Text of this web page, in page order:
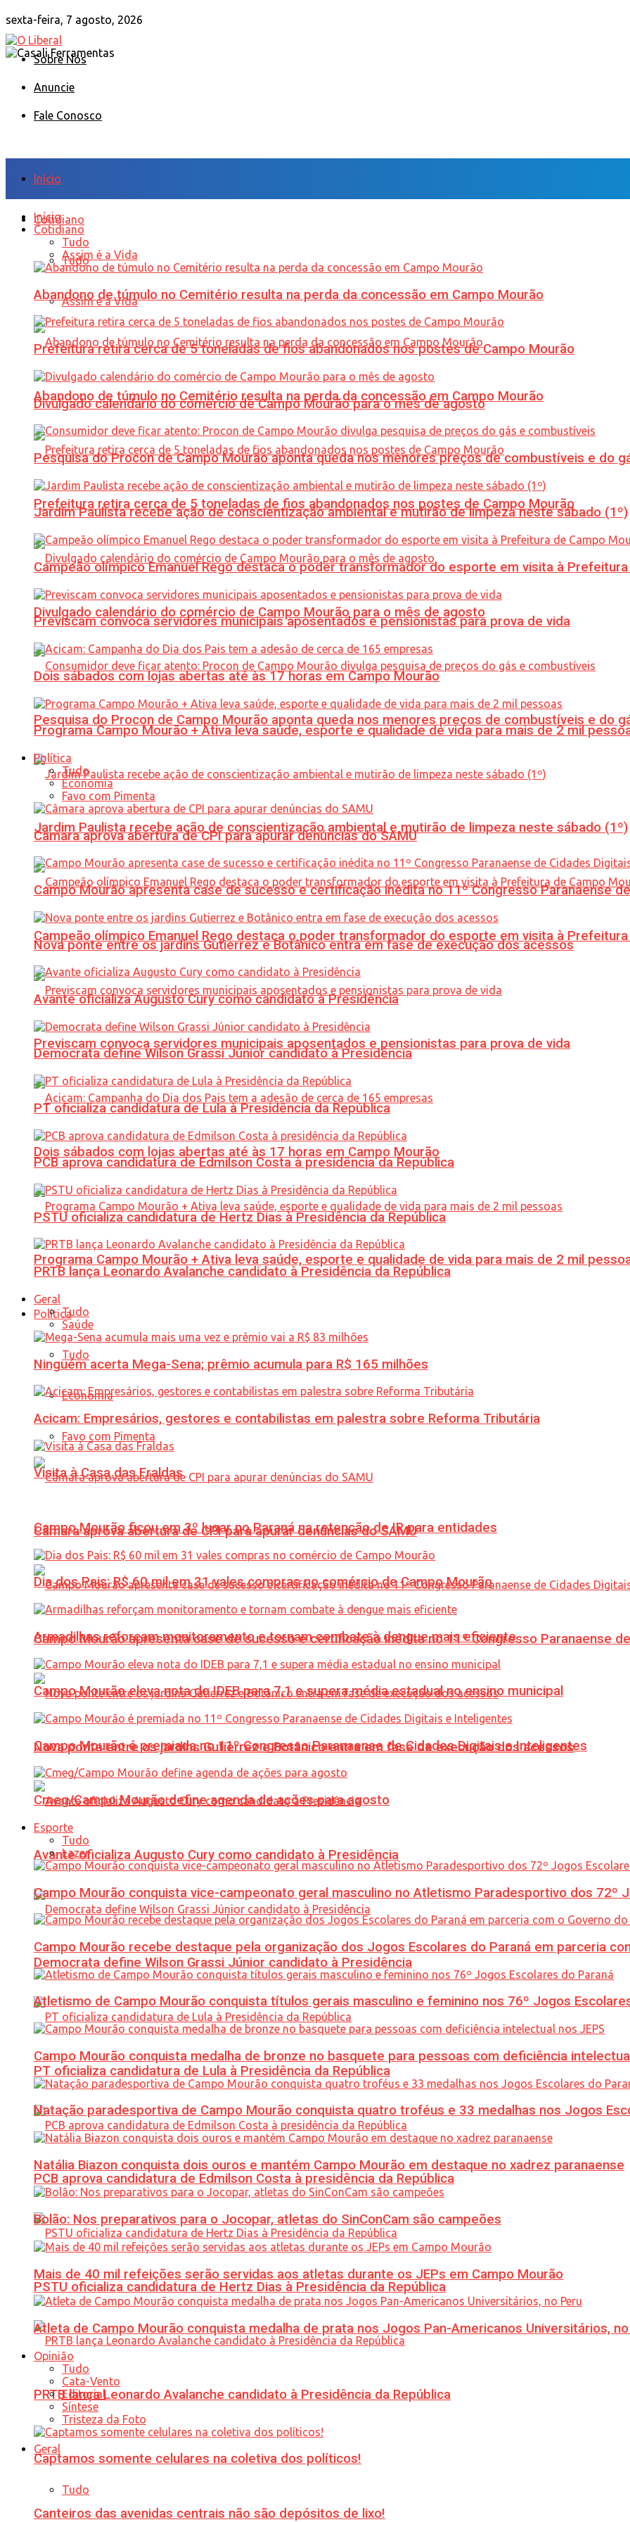
sexta-feira, 7 agosto, 2026
Sobre Nós
Anuncie
Fale Conosco
Início
Cotidiano
Tudo
Assim é a Vida
Abandono de túmulo no Cemitério resulta na perda da concessão em Campo Mourão
Prefeitura retira cerca de 5 toneladas de fios abandonados nos postes de Campo Mourão
Divulgado calendário do comércio de Campo Mourão para o mês de agosto
Pesquisa do Procon de Campo Mourão aponta queda nos menores preços de combustíveis e do
Jardim Paulista recebe ação de conscientização ambiental e mutirão de limpeza neste sábado (1º)
Campeão olímpico Emanuel Rego destaca o poder transformador do esporte em visita à
Previscam convoca servidores municipais aposentados e pensionistas para prova de vida
Dois sábados com lojas abertas até às 17 horas em Campo Mourão
Programa Campo Mourão + Ativa leva saúde, esporte e qualidade de vida para mais de 2 mil
Política
Tudo
Economia
Favo com Pimenta
Câmara aprova abertura de CPI para apurar denúncias do SAMU
Campo Mourão apresenta case de sucesso e certificação inédita no 11º Congresso Paranaense
Nova ponte entre os jardins Gutierrez e Botânico entra em fase de execução dos acessos
Avante oficializa Augusto Cury como candidato à Presidência
Democrata define Wilson Grassi Júnior candidato à Presidência
PT oficializa candidatura de Lula à Presidência da República
PCB aprova candidatura de Edmilson Costa à presidência da República
PSTU oficializa candidatura de Hertz Dias à Presidência da República
PRTB lança Leonardo Avalanche candidato à Presidência da República
Geral
Tudo
Início
Cotidiano
Tudo
Assim é a Vida
Abandono de túmulo no Cemitério resulta na perda da concessão em Campo Mourão
Prefeitura retira cerca de 5 toneladas de fios abandonados nos postes de Campo Mourão
Divulgado calendário do comércio de Campo Mourão para o mês de agosto
Pesquisa do Procon de Campo Mourão aponta queda nos menores preços de combustíveis e do
Jardim Paulista recebe ação de conscientização ambiental e mutirão de limpeza neste sábado (1º)
Campeão olímpico Emanuel Rego destaca o poder transformador do esporte em visita à
Previscam convoca servidores municipais aposentados e pensionistas para prova de vida
Dois sábados com lojas abertas até às 17 horas em Campo Mourão
Programa Campo Mourão + Ativa leva saúde, esporte e qualidade de vida para mais de 2 mil
Política
Tudo
Economia
Favo com Pimenta
Câmara aprova abertura de CPI para apurar denúncias do SAMU
Campo Mourão apresenta case de sucesso e certificação inédita no 11º Congresso Paranaense
Nova ponte entre os jardins Gutierrez e Botânico entra em fase de execução dos acessos
Avante oficializa Augusto Cury como candidato à Presidência
Democrata define Wilson Grassi Júnior candidato à Presidência
PT oficializa candidatura de Lula à Presidência da República
PCB aprova candidatura de Edmilson Costa à presidência da República
PSTU oficializa candidatura de Hertz Dias à Presidência da República
PRTB lança Leonardo Avalanche candidato à Presidência da República
Geral
Tudo
Saúde
Ninguém acerta Mega-Sena; prêmio acumula para R$ 165 milhões
Acicam: Empresários, gestores e contabilistas em palestra sobre Reforma Tributária
Visita à Casa das Fraldas
Campo Mourão ficou em 3º lugar no Paraná na retenção de IR para entidades
Dia dos Pais: R$ 60 mil em 31 vales compras no comércio de Campo Mourão
Armadilhas reforçam monitoramento e tornam combate à dengue mais eficiente
Campo Mourão eleva nota do IDEB para 7,1 e supera média estadual no ensino municipal
Campo Mourão é premiada no 11º Congresso Paranaense de Cidades Digitais e Inteligentes
Cmeg/Campo Mourão define agenda de ações para agosto
Esporte
Tudo
Lazer
Campo Mourão conquista vice-campeonato geral masculino no Atletismo Paradesportivo dos 72º
Campo Mourão recebe destaque pela organização dos Jogos Escolares do Paraná em parceria
Atletismo de Campo Mourão conquista títulos gerais masculino e feminino nos 76º Jogos
Campo Mourão conquista medalha de bronze no basquete para pessoas com deficiência
Natação paradesportiva de Campo Mourão conquista quatro troféus e 33 medalhas nos Jogos
Natália Biazon conquista dois ouros e mantém Campo Mourão em destaque no xadrez paranaense
Bolão: Nos preparativos para o Jocopar, atletas do SinConCam são campeões
Mais de 40 mil refeições serão servidas aos atletas durante os JEPs em Campo Mourão
Atleta de Campo Mourão conquista medalha de prata nos Jogos Pan-Americanos Universitários,
Opinião
Tudo
Cata-Vento
Editorial
Síntese
Tristeza da Foto
Captamos somente celulares na coletiva dos políticos!
Canteiros das avenidas centrais não são depósitos de lixo!